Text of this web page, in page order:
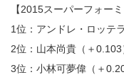
【2015スーパーフォー
1位：アンドレ・ロッテ
2位：山本尚貴（＋0.103
3位：小林可夢偉（＋